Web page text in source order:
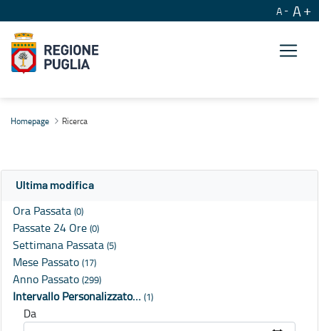
A A
Homepage Ricerca
Ultima modifica
Ora Passata (0)
Passate 24 Ore (0)
Settimana Passata (5)
Mese Passato (17)
Anno Passato (299)
Intervallo Personalizzato… (1)
Da